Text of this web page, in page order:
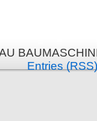
Entries (RSS)